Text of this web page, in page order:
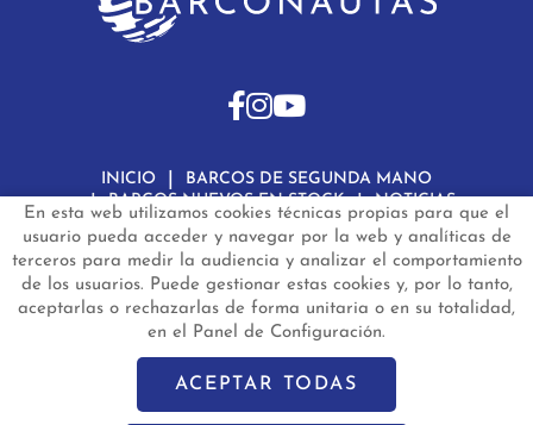
En esta web utilizamos cookies técnicas propias para que el
usuario pueda acceder y navegar por la web y analíticas de
terceros para medir la audiencia y analizar el comportamiento
de los usuarios. Puede gestionar estas cookies y, por lo tanto,
aceptarlas o rechazarlas de forma unitaria o en su totalidad,
en el Panel de Configuración.
ACEPTAR TODAS
INICIO
BARCOS DE SEGUNDA MANO
BARCOS NUEVOS EN STOCK
NOTICIAS
PREGUNTAS FRECUENTES
CONTACTO
Aviso Legal
Política de Privacidad de Datos
Política de Cookies
Configuración de Cookies
barconautas.com© 2024 - Diseño y programación por